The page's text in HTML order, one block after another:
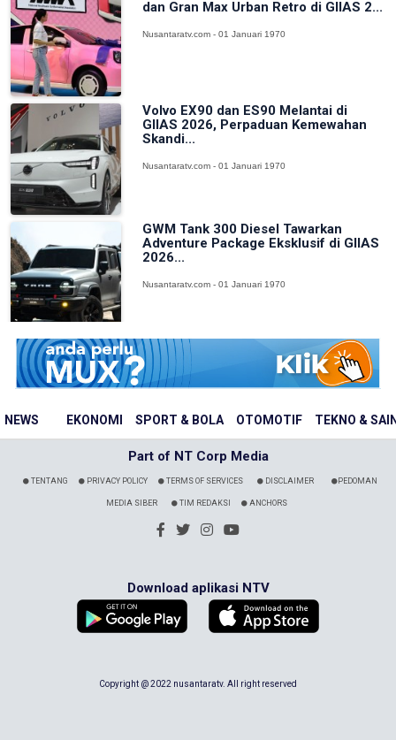
NEWS EKONOMI SPORT & BOLA OTOMOTIF TEKNO &
dan Gran Max Urban Retro di GIIAS 2...
Nusantaratv.com - 01 Januari 1970
Volvo EX90 dan ES90 Melantai di
GIIAS 2026, Perpaduan Kemewahan
Skandi...
Nusantaratv.com - 01 Januari 1970
GWM Tank 300 Diesel Tawarkan
Adventure Package Eksklusif di GIIAS
2026...
Nusantaratv.com - 01 Januari 1970
Part of NT Corp Media
TENTANG PRIVACY POLICY TERMS OF SERVICES DISCLAIMER PEDOMAN
MEDIA SIBER TIM REDAKSI ANCHORS
Download aplikasi NTV
Copyright @ 2022 nusantaratv. All right reserved